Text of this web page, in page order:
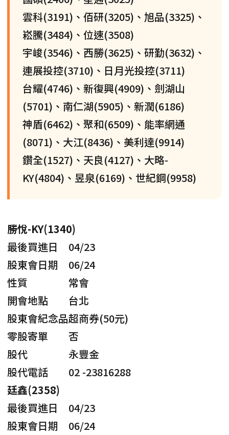
雲科(3191)、佰研(3205)、旭品(3325)、
崧騰(3484)、位速(3508)
宇峻(3546)、西勝(3625)、研勤(3632)、
連展投控(3710)、日月光投控(3711)
台耀(4746)、新復興(4909)、劍湖山
(5701)、南仁湖(5905)、新潤(6186)
神盾(6462)、聚和(6509)、能率網通
(8071)、大江(8436)、美利達(9914)
鑽全(1527)、天良(4127)、大略-
KY(4804)、昱泉(6169)、世紀鋼(9958)
勝悅-KY(1340)
最後買進日
04/23
股東會日期
06/24
性質
常會
開會地點
台北
股東會紀念品超商券(50元)
零股寄單
否
股代
永豐金
股代電話
02 -23816288
廷鑫(2358)
最後買進日
04/23
股東會日期
06/24